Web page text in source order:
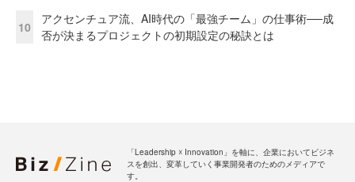
10
アクセンチュア流、AI時代の「最強チーム」の仕事術──成
否が決まるプロジェクトの初期設定の秘訣とは
「Leadership ☓ Innovation」を軸に、企業においてビジネ
スを創出、変革していく事業開発者のためのメディアで
す。